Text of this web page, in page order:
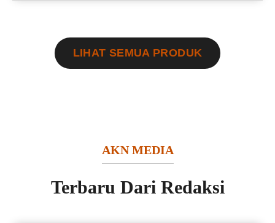
LIHAT SEMUA PRODUK
AKN MEDIA
Terbaru Dari Redaksi